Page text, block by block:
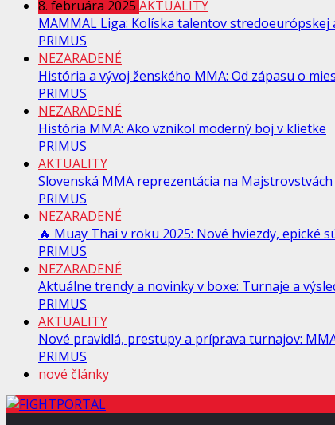
8. februára 2025 AKTUALITY
MAMMAL Liga: Kolíska talentov stredoeurópskej
PRIMUS
NEZARADENÉ
História a vývoj ženského MMA: Od zápasu o
PRIMUS
NEZARADENÉ
História MMA: Ako vznikol moderný boj v klietke
PRIMUS
AKTUALITY
Slovenská MMA reprezentácia na
PRIMUS
NEZARADENÉ
🔥 Muay Thai v roku 2025: Nové hviezdy, epické
PRIMUS
NEZARADENÉ
Aktuálne trendy a novinky v boxe: Turnaje a
PRIMUS
AKTUALITY
Nové pravidlá, prestupy a príprava turnajov:
PRIMUS
nové články